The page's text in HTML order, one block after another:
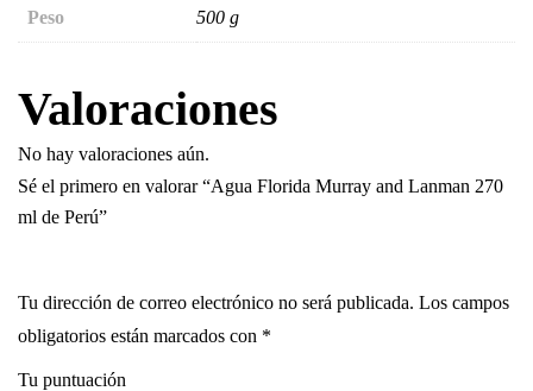
Peso 500 g
Valoraciones
No hay valoraciones aún.
Sé el primero en valorar “Agua Florida Murray and Lanman 270
ml de Perú”
Tu dirección de correo electrónico no será publicada. Los campos
obligatorios están marcados con *
Tu puntuación